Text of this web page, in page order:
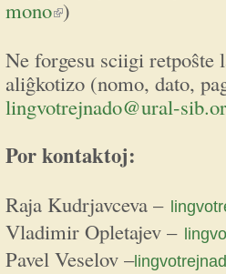
mono(link is external)
)
Ne forgesu sciigi retpoŝte
aliĝkotizo (nomo, dato,
lingvotrejnado@ural-
Por kontaktoj:
Raja Kudrjavceva –
Vladimir Opletajev –
Pavel Veselov –